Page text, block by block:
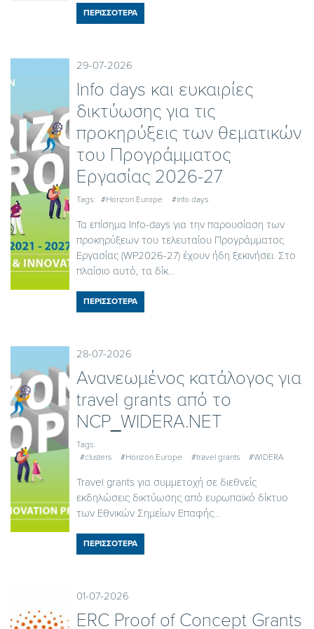
ΠΕΡΙΣΣΟΤΕΡΑ
29-07-2026
Ιnfo days και ευκαιρίες
δικτύωσης για τις
προκηρύξεις των θεματικών
του Προγράμματος
Εργασίας 2026-27
Tags: #Horizon Europe #info days
Τα επίσημα Info-days για την παρουσίαση των
προκηρύξεων του τελευταίου Προγράμματος
Εργασίας (WP2026-27) έχουν ήδη ξεκινήσει. Στο
πλαίσιο αυτό, τα δίκ...
ΠΕΡΙΣΣΟΤΕΡΑ
28-07-2026
Ανανεωμένος κατάλογος για
travel grants από το
NCP_WIDERA.NET
Tags:
#clusters
#Horizon Europe #travel grants #WIDERA
Travel grants για συμμετοχή σε διεθνείς
εκδηλώσεις δικτύωσης από ευρωπαϊκό δίκτυο
των Εθνικών Σημείων Επαφής...
ΠΕΡΙΣΣΟΤΕΡΑ
01-07-2026
ERC Proof of Concept Grants